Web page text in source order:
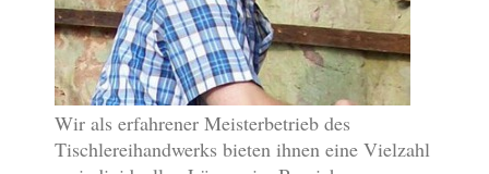
Wir als erfahrener Meisterbetrieb des
Tischlereihandwerks bieten ihnen eine Vielzahl